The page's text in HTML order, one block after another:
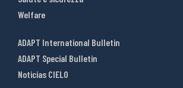
Welfare
ADAPT International Bulletin
ADAPT Special Bulletin
Noticias CIELO